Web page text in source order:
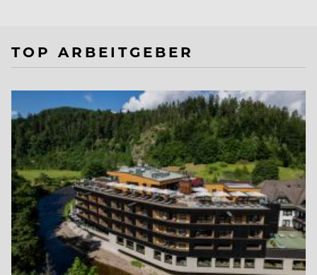
TOP ARBEITGEBER